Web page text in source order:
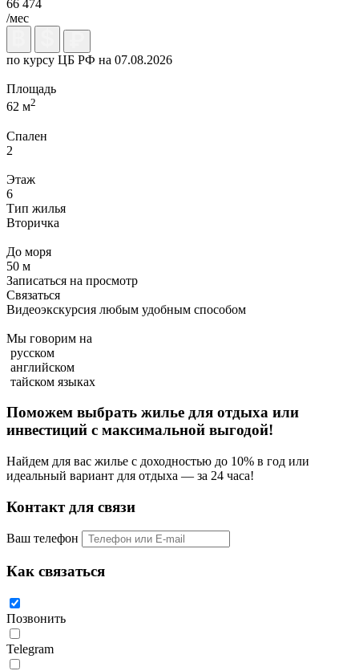
66 474
/мес
по курсу ЦБ РФ на 07.08.2026
Площадь
62 м2
Спален
2
Этаж
6
Тип жилья
Вторичка
До моря
50 м
Записаться на просмотр
Связаться
Видеоэкскурсия любым удобным способом
Мы говорим на
русском
английском
тайском языках
Поможем выбрать жилье для отдыха или
инвестиций с максимальной выгодой!
Найдем для вас жилье с доходностью до 10% в год или
идеальный вариант для отдыха — за 24 часа!
Контакт для связи
Ваш телефон
Как связаться
Позвонить
Telegram